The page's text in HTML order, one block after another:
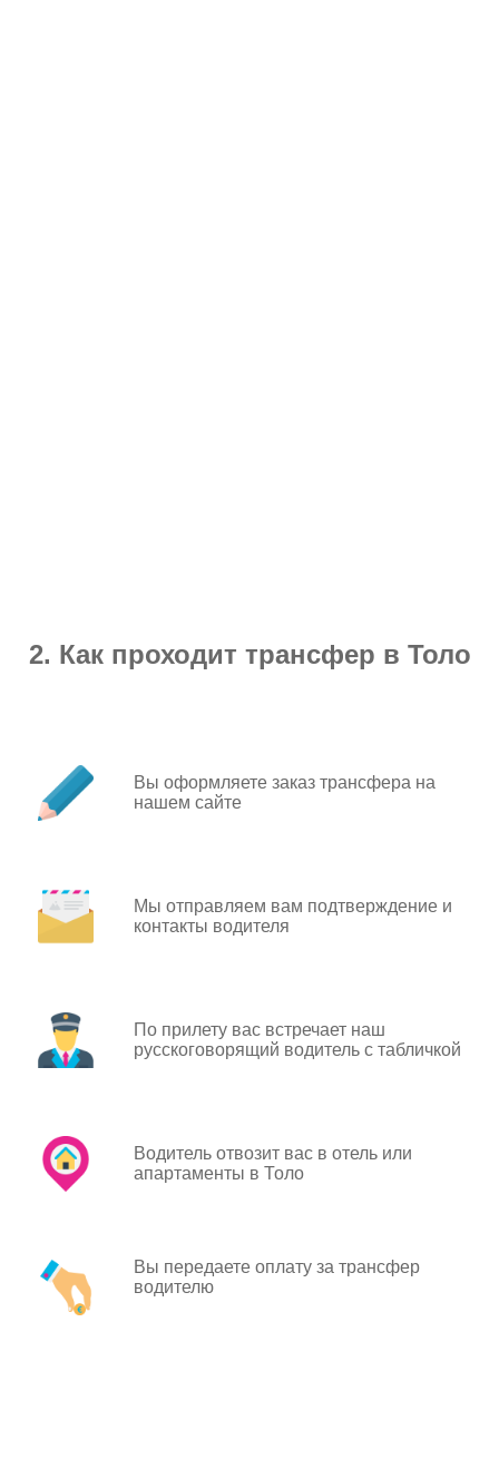
2. Как проходит трансфер в Толо
Вы оформляете заказ трансфера на
нашем сайте
Мы отправляем вам подтверждение и
контакты водителя
По прилету вас встречает наш
русскоговорящий водитель с табличкой
Водитель отвозит вас в отель или
апартаменты в Толо
Вы передаете оплату за трансфер
водителю